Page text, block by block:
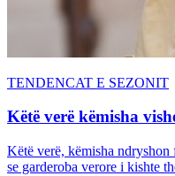
TENDENCAT E SEZONIT
Këtë verë këmisha
Këtë verë, këmisha
se garderoba verore i kishte